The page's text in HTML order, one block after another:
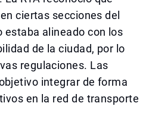
ciertas secciones del
estaba alineado con los
de la ciudad, por lo
regulaciones. Las
integrar de forma
en la red de transporte